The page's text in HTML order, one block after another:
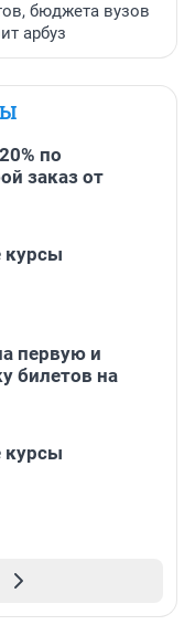
бюджета вузов
арбуз
по
заказ от
курсы
первую и
билетов на
курсы